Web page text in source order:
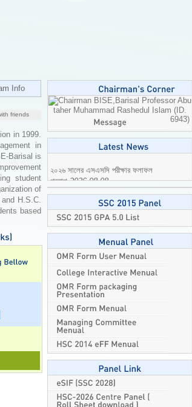
Info
friends
in 1999.
in
Barisal is
student
of
H.S.C.
based
Professor Abu
taher Muhammad Rashedul Islam (ID.
6943)
২০২৬ সালের এসএসসি পরীক্ষার ফলাফল
প্রকাশ2026-08-08